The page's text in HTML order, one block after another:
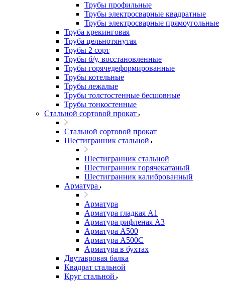
Трубы профильные
Трубы электросварные квадратные
Трубы электросварные прямоугольные
Труба крекинговая
Труба цельнотянутая
Трубы 2 сорт
Трубы б/у, восстановленные
Трубы горячедеформированные
Трубы котельные
Трубы лежалые
Трубы толстостенные бесшовные
Трубы тонкостенные
Стальной сортовой прокат
Стальной сортовой прокат
Шестигранник стальной
Шестигранник стальной
Шестигранник горячекатаный
Шестигранник калиброванный
Арматура
Арматура
Арматура гладкая А1
Арматура рифленая А3
Арматура А500
Арматура А500С
Арматура в бухтах
Двутавровая балка
Квадрат стальной
Круг стальной